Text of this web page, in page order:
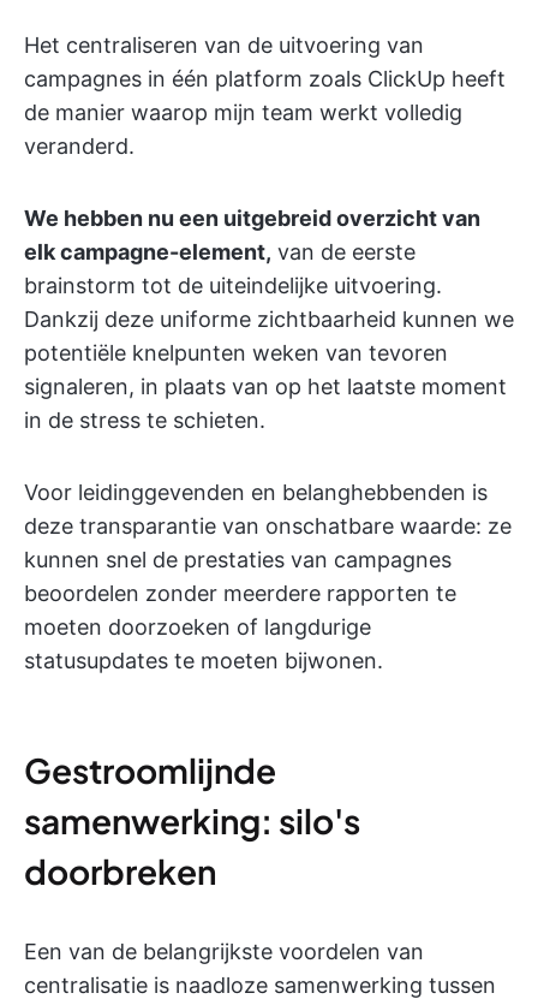
Het centraliseren van de uitvoering van
campagnes in één platform zoals ClickUp heeft
de manier waarop mijn team werkt volledig
veranderd.
We hebben nu een uitgebreid overzicht van
elk campagne-element, van de eerste
brainstorm tot de uiteindelijke uitvoering.
Dankzij deze uniforme zichtbaarheid kunnen we
potentiële knelpunten weken van tevoren
signaleren, in plaats van op het laatste moment
in de stress te schieten.
Voor leidinggevenden en belanghebbenden is
deze transparantie van onschatbare waarde: ze
kunnen snel de prestaties van campagnes
beoordelen zonder meerdere rapporten te
moeten doorzoeken of langdurige
statusupdates te moeten bijwonen.
Gestroomlijnde
samenwerking: silo's
doorbreken
Een van de belangrijkste voordelen van
centralisatie is naadloze samenwerking tussen